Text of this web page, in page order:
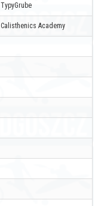
TypyGrube
Calisthenics Academy